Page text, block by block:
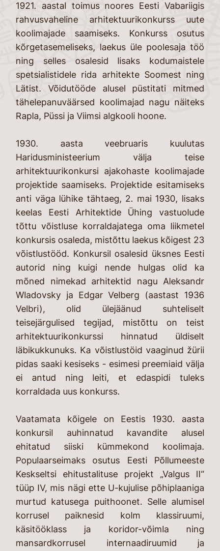
1921. aastal toimus noores Eesti Vabariigis
rahvusvaheline arhitektuurikonkurss uute
koolimajade saamiseks. Konkurss osutus
kõrgetasemeliseks, laekus üle poolesaja töö
ning selles osalesid lisaks kodumaistele
spetsialistidele rida arhitekte Soomest ning
Lätist. Võidutööde alusel püstitati mitmed
tähelepanuväärsed koolimajad nagu näiteks
Rapla, Püssi ja Viimsi algkooli hoone.
1930. aasta veebruaris kuulutas
Haridusministeerium välja teise
arhitektuurikonkursi ajakohaste koolimajade
projektide saamiseks. Projektide esitamiseks
anti väga lühike tähtaeg, 2. mai 1930, lisaks
keelas Eesti Arhitektide Ühing vastuolude
tõttu võistluse korraldajatega oma liikmetel
konkursis osaleda, mistõttu laekus kõigest 23
võistlustööd. Konkursil osalesid üksnes Eesti
autorid ning kuigi nende hulgas olid ka
mõned nimekad arhitektid nagu Aleksandr
Wladovsky ja Edgar Velberg (aastast 1936
Velbri), olid ülejäänud suhteliselt
teisejärgulised tegijad, mistõttu on teist
arhitektuurikonkurssi hinnatud üldiselt
läbikukkunuks. Ka võistlustöid vaaginud žürii
pidas saaki kesiseks - esimesi preemiaid välja
ei antud ning leiti, et edaspidi tuleks
korraldada uus konkurss.
Vaatamata kõigele on Eestis 1930. aasta
konkursil auhinnatud kavandite alusel
ehitatud siiski kümmekond koolimaja.
Populaarseimaks osutus Eesti Põllumeeste
Keskseltsi ehitustalituse projekt „Valgus II“
tüüp IV, mis nägi ette U-kujulise põhiplaaniga
murtud katusega puithoonet. Selle alumisel
korrusel paiknesid kolm klassiruumi,
käsitööklass ja koridor-võimla ning
mansardkorrusel internaadiruumid ja